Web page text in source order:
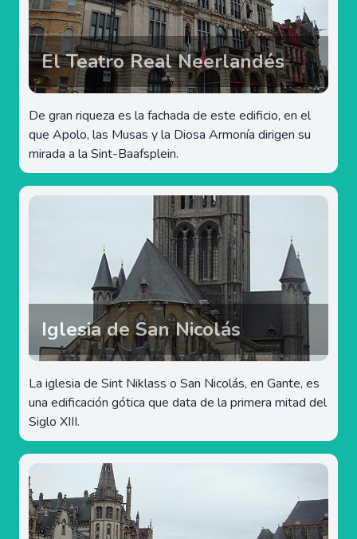
El Teatro Real Neerlandés
De gran riqueza es la fachada de este edificio, en el
que Apolo, las Musas y la Diosa Armonía dirigen su
mirada a la Sint-Baafsplein.
Iglesia de San Nicolás
La iglesia de Sint Niklass o San Nicolás, en Gante, es
una edificación gótica que data de la primera mitad del
Siglo XIII.